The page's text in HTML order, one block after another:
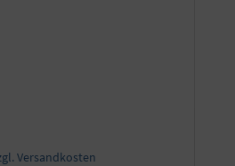
Versandkosten